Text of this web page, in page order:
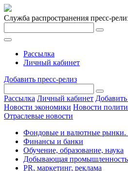
Служба распространения пресс-
Рассылка
Личный кабинет
Добавить пресс-релиз
Рассылка Личный кабинет
Новости экономики Новости
Отраслевые новости
Фондовые и валютные рынки.
Финансы и банки
Обучение, образование, наука
Добывающая промышленность
PR, маркетинг, реклама